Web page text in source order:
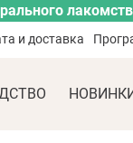
и доставка